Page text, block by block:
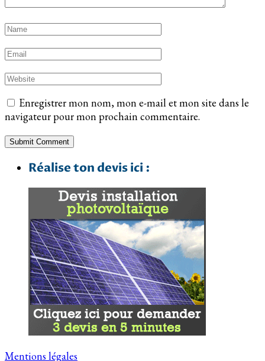
Enregistrer mon nom, mon e-mail et mon site dans le
navigateur pour mon prochain commentaire.
Réalise ton devis ici :
Mentions légales